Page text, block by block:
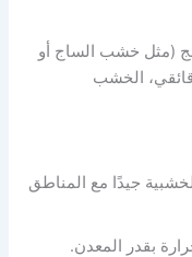
(مثل خشب الساج أو
الخشب
جيدًا مع المناطق
بقدر المعدن.